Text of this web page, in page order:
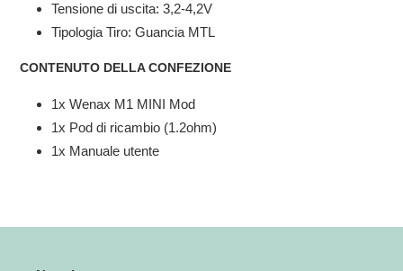
Tensione di uscita: 3,2-4,2V
Tipologia Tiro: Guancia MTL
CONTENUTO DELLA CONFEZIONE
1x Wenax M1 MINI Mod
1x Pod di ricambio (1.2ohm)
1x Manuale utente